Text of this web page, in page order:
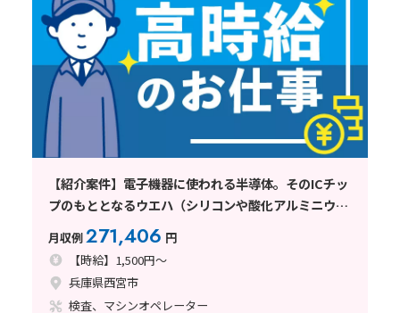
【紹介案件】電子機器に使われる半導体。そのICチッ
プのもととなるウエハ（シリコンや酸化アルミニウム
製）の製造機械オペレーター
月収例271,406 円
【時給】1,500円～
兵庫県西宮市
検査、マシンオペレーター